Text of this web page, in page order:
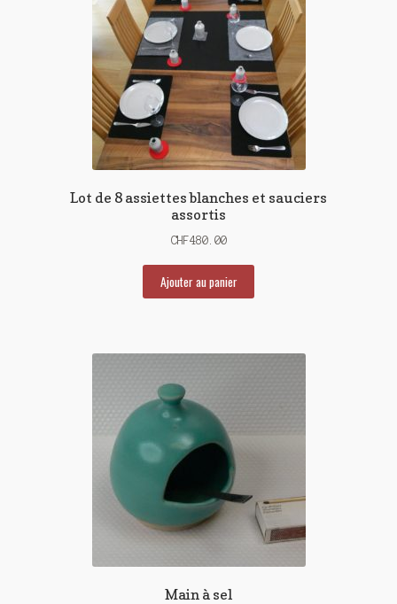
Lot de 8 assiettes blanches et sauciers
assortis
CHF480.00
Ajouter au panier
Main à sel